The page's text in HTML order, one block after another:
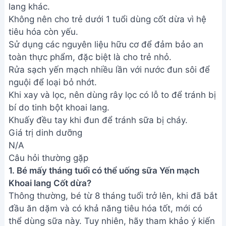
lang khác.
Không nên cho trẻ dưới 1 tuổi dùng cốt dừa vì hệ
tiêu hóa còn yếu.
Sử dụng các nguyên liệu hữu cơ để đảm bảo an
toàn thực phẩm, đặc biệt là cho trẻ nhỏ.
Rửa sạch yến mạch nhiều lần với nước đun sôi để
nguội để loại bỏ nhớt.
Khi xay và lọc, nên dùng rây lọc có lỗ to để tránh bị
bí do tinh bột khoai lang.
Khuấy đều tay khi đun để tránh sữa bị cháy.
Giá trị dinh dưỡng
N/A
Câu hỏi thường gặp
1. Bé mấy tháng tuổi có thể uống sữa Yến mạch
Khoai lang Cốt dừa?
Thông thường, bé từ 8 tháng tuổi trở lên, khi đã bắt
đầu ăn dặm và có khả năng tiêu hóa tốt, mới có
thể dùng sữa này. Tuy nhiên, hãy tham khảo ý kiến